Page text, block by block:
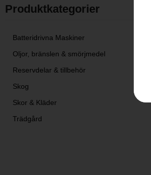
Produktkategorier​
Batteridrivna Maskiner
Oljor, bränslen & smörjmedel
Reservdelar & tillbehör
Skog
Skor & Kläder
Trädgård